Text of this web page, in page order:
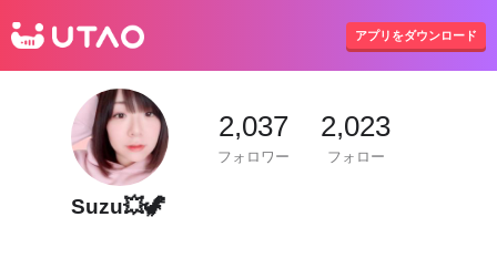
アプリをダウンロード
2,037
フォロワー
2,023
フォロー
Suzu💥🦖